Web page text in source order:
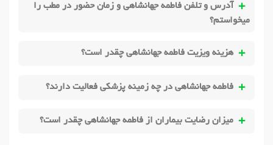
آدرس و تلفن فاطمه جهانشاهی و زمان حضور در مطب را
میخواستم؟
هزینه ویزیت فاطمه جهانشاهی چقدر است؟
فاطمه جهانشاهی در چه زمینه پزشکی فعالیت دارند؟
میزان رضایت بیماران از فاطمه جهانشاهی چقدر است؟